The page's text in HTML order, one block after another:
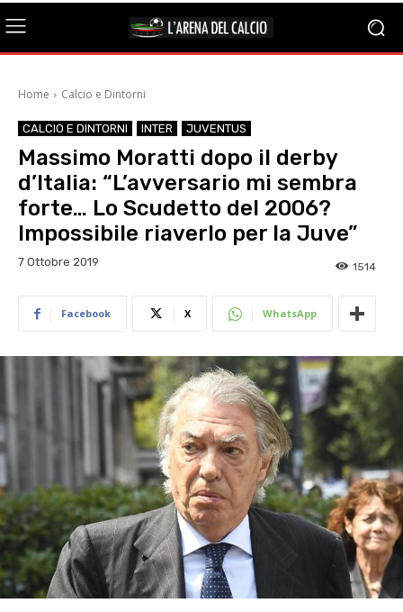
Home Calcio e Dintorni
CALCIO E DINTORNI INTER JUVENTUS
Massimo Moratti dopo il derby
d’Italia: “L’avversario mi sembra
forte… Lo Scudetto del 2006?
Impossibile riaverlo per la Juve”
7 Ottobre 2019 1514
Facebook X WhatsApp